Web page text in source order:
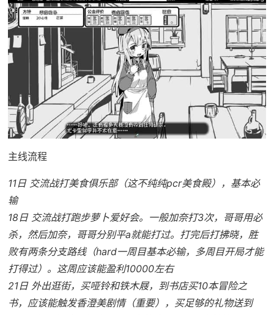
主线流程
11日 交流战打美食俱乐部（这不纯纯pcr美食殿），基本必
输
18日 交流战打跑步萝卜爱好会。一般加奈打3次，哥哥用必
杀，然后加奈，哥哥分别平a就能打过。打完后打拂晓，胜
败有两条分支路线（hard一周目基本必输，多周目开局才能
打得过）。这周应该能盈利10000左右
21日 外出逛街，买哑铃和铁木屐，到书店买10本冒险之
书，应该能触发香澄美剧情（重要），买足够的礼物送到